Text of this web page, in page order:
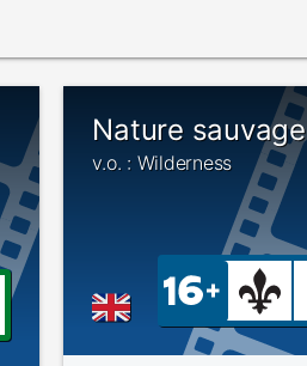
Nature sauvage
v.o. : Wilderness